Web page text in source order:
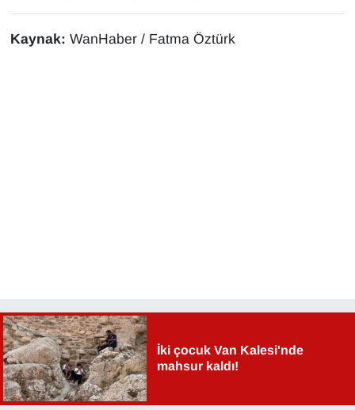
Kaynak: WanHaber / Fatma Öztürk
İki çocuk Van Kalesi'nde
mahsur kaldı!